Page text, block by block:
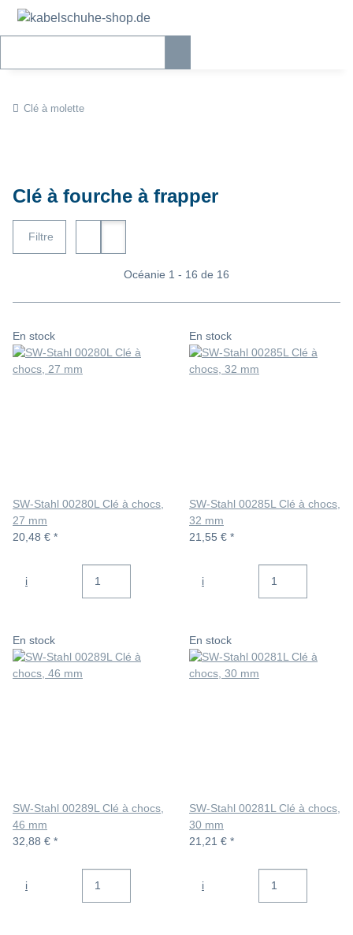
Clé à molette
Clé à fourche à frapper
Filtre
Océanie 1 - 16 de 16
En stock
SW-Stahl 00280L Clé à chocs,
27 mm
20,48 € *
i
En stock
SW-Stahl 00285L Clé à chocs,
32 mm
21,55 € *
i
En stock
SW-Stahl 00289L Clé à chocs,
46 mm
32,88 € *
i
En stock
SW-Stahl 00281L Clé à chocs,
30 mm
21,21 € *
i